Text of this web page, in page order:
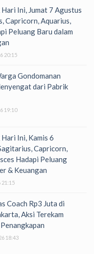
Ini, Jumat 7 Agustus
Capricorn, Aquarius,
Peluang Baru dalam
20:15
Gondomanan
dari Pabrik
19:10
Ini, Kamis 6
Capricorn,
Hadapi Peluang
& Keuangan
21:15
Coach Rp3 Juta di
Aksi Terekam
18:43